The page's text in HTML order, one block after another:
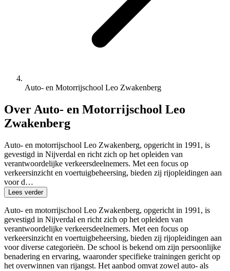
Auto- en Motorrijschool Leo Zwakenberg
Over Auto- en Motorrijschool Leo
Zwakenberg
Auto- en motorrijschool Leo Zwakenberg, opgericht in 1991, is
gevestigd in Nijverdal en richt zich op het opleiden van
verantwoordelijke verkeersdeelnemers. Met een focus op
verkeersinzicht en voertuigbeheersing, bieden zij rijopleidingen aan
voor d…
Lees verder
Auto- en motorrijschool Leo Zwakenberg, opgericht in 1991, is
gevestigd in Nijverdal en richt zich op het opleiden van
verantwoordelijke verkeersdeelnemers. Met een focus op
verkeersinzicht en voertuigbeheersing, bieden zij rijopleidingen aan
voor diverse categorieën. De school is bekend om zijn persoonlijke
benadering en ervaring, waaronder specifieke trainingen gericht op
het overwinnen van rijangst. Het aanbod omvat zowel auto- als